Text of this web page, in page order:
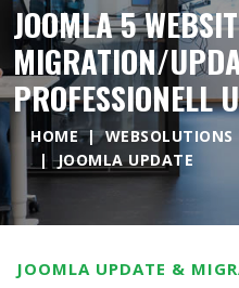
JOOMLA 5
MIGRATION/
PROFESSIONELL
HOME WEBSOLUTIONS
JOOMLA UPDATE
JOOMLA UPDATE &